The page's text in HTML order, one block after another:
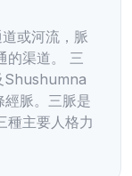
或河流，脈
的渠道。 三
Shushumna
脈。三脈是
種主要人格力